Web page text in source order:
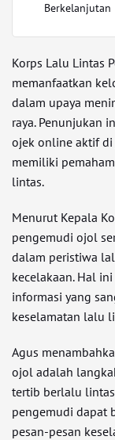
Berkelanjutan
Korps Lalu Lintas
memanfaatkan
dalam upaya
raya. Penunjukan
ojek online aktif di
memiliki
lintas.
Menurut Kepala
pengemudi ojol
dalam peristiwa
kecelakaan. Hal
informasi yang
keselamatan lalu
Agus
ojol adalah
tertib berlalu
pengemudi dapat
pesan-pesan